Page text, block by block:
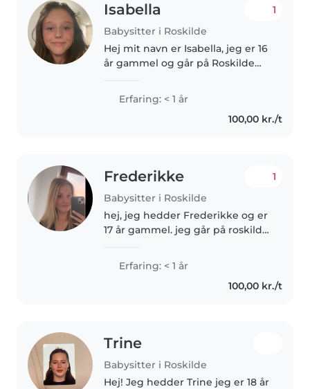
Isabella
Babysitter i Roskilde
1
Hej mit navn er Isabella, jeg er 16
år gammel og går på Roskilde
arbejde med børn og har også
tideligere erfaring med børn. jeg
har 2 yngre søskende på..
Erfaring: < 1 år
100,00 kr./t
Frederikke
Babysitter i Roskilde
1
hej, jeg hedder Frederikke og er
17 år gammel. jeg går på roskilde
2.g. jeg elsker at passe børn og
hjælpe til. jeg har lige fået
Erfaring: < 1 år
100,00 kr./t
Trine
Babysitter i Roskilde
Hej! Jeg hedder Trine jeg er 18 år